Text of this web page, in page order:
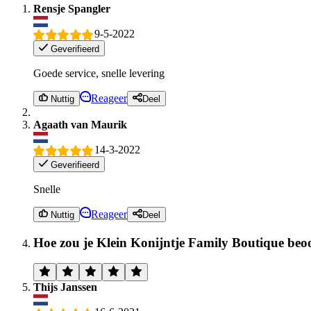
Rensje Spangler
9-5-2022
Geverifieerd
Goede service, snelle levering
Nuttig Reageer Deel
Agaath van Maurik
14-3-2022
Geverifieerd
Snelle
Nuttig Reageer Deel
Hoe zou je Klein Konijntje Family Boutique
Thijs Janssen